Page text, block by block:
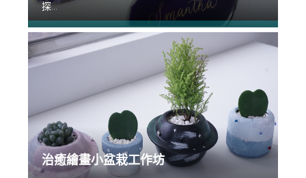
探...
治癒繪畫小盆栽工作坊